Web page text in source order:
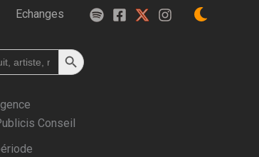
Echanges
Search Button
Conseil